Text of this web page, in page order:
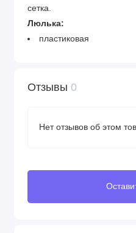
сетка.
Люлька:
пластиковая
OneClick(одним щелчком)
встроенная в капор
открывающееся
Отзывы 0
Нет отзывов об этом